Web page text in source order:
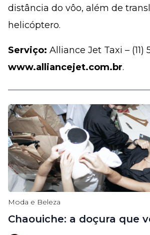
distância do vôo, além de
helicóptero.
Serviço: Alliance Jet Taxi – (11)
www.alliancejet.com.br.
Moda e Beleza
Chaouiche: a doçura que